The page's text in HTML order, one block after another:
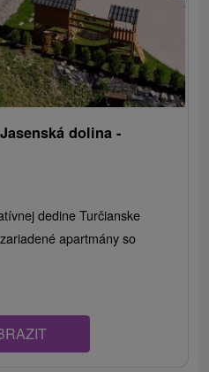
dolina -
dedine Turčianske
apartmány so